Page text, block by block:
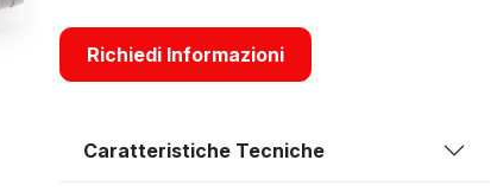
Richiedi Informazioni
Caratteristiche Tecniche